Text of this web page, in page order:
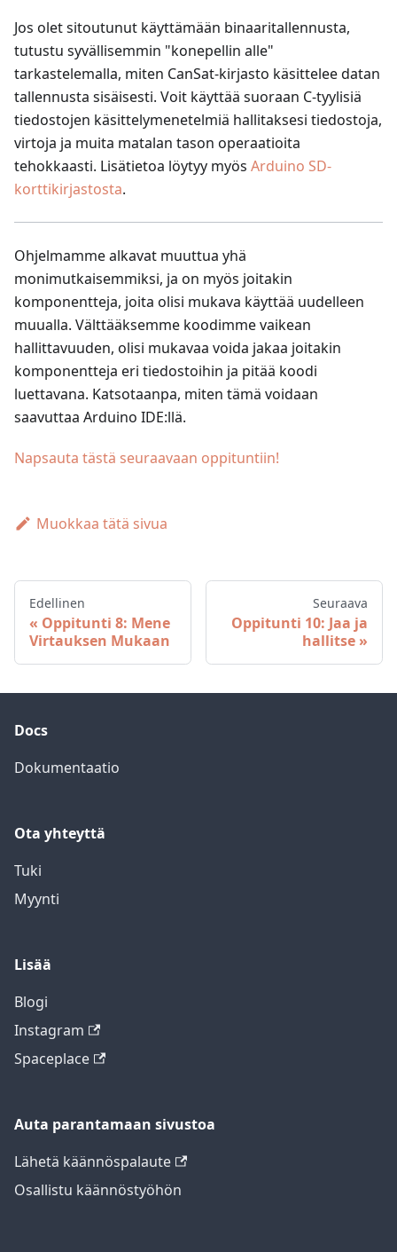
Jos olet sitoutunut käyttämään binaaritallennusta,
tutustu syvällisemmin "konepellin alle"
tarkastelemalla, miten CanSat-kirjasto käsittelee datan
tallennusta sisäisesti. Voit käyttää suoraan C-tyylisiä
tiedostojen käsittelymenetelmiä hallitaksesi tiedostoja,
virtoja ja muita matalan tason operaatioita
tehokkaasti. Lisätietoa löytyy myös Arduino SD-
korttikirjastosta.
Ohjelmamme alkavat muuttua yhä
monimutkaisemmiksi, ja on myös joitakin
komponentteja, joita olisi mukava käyttää uudelleen
muualla. Välttääksemme koodimme vaikean
hallittavuuden, olisi mukavaa voida jakaa joitakin
komponentteja eri tiedostoihin ja pitää koodi
luettavana. Katsotaanpa, miten tämä voidaan
saavuttaa Arduino IDE:llä.
Napsauta tästä seuraavaan oppituntiin!
Muokkaa tätä sivua
Edellinen
Oppitunti 8: Mene
Virtauksen Mukaan
Seuraava
Oppitunti 10: Jaa ja
hallitse
Docs
Dokumentaatio
Ota yhteyttä
Tuki
Myynti
Lisää
Blogi
Instagram
Spaceplace
Auta parantamaan sivustoa
Lähetä käännöspalaute
Osallistu käännöstyöhön